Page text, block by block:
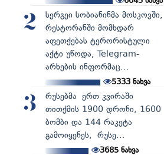
2
სერგეი სობიანინმა მოსკოვში,
რესტორანში მომხდარ
აფეთქებას ტერორისტული
აქტი უწოდა, Telegram-
არხების ინფორმაც...
5333 ნახვა
3
რუსებმა ერთ კვირაში
თითქმის 1900 დრონი, 1600
ბომბი და 144 რაკეტა
გამოიყენეს, რუსე...
3685ნახვა